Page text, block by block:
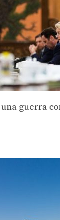
una guerra